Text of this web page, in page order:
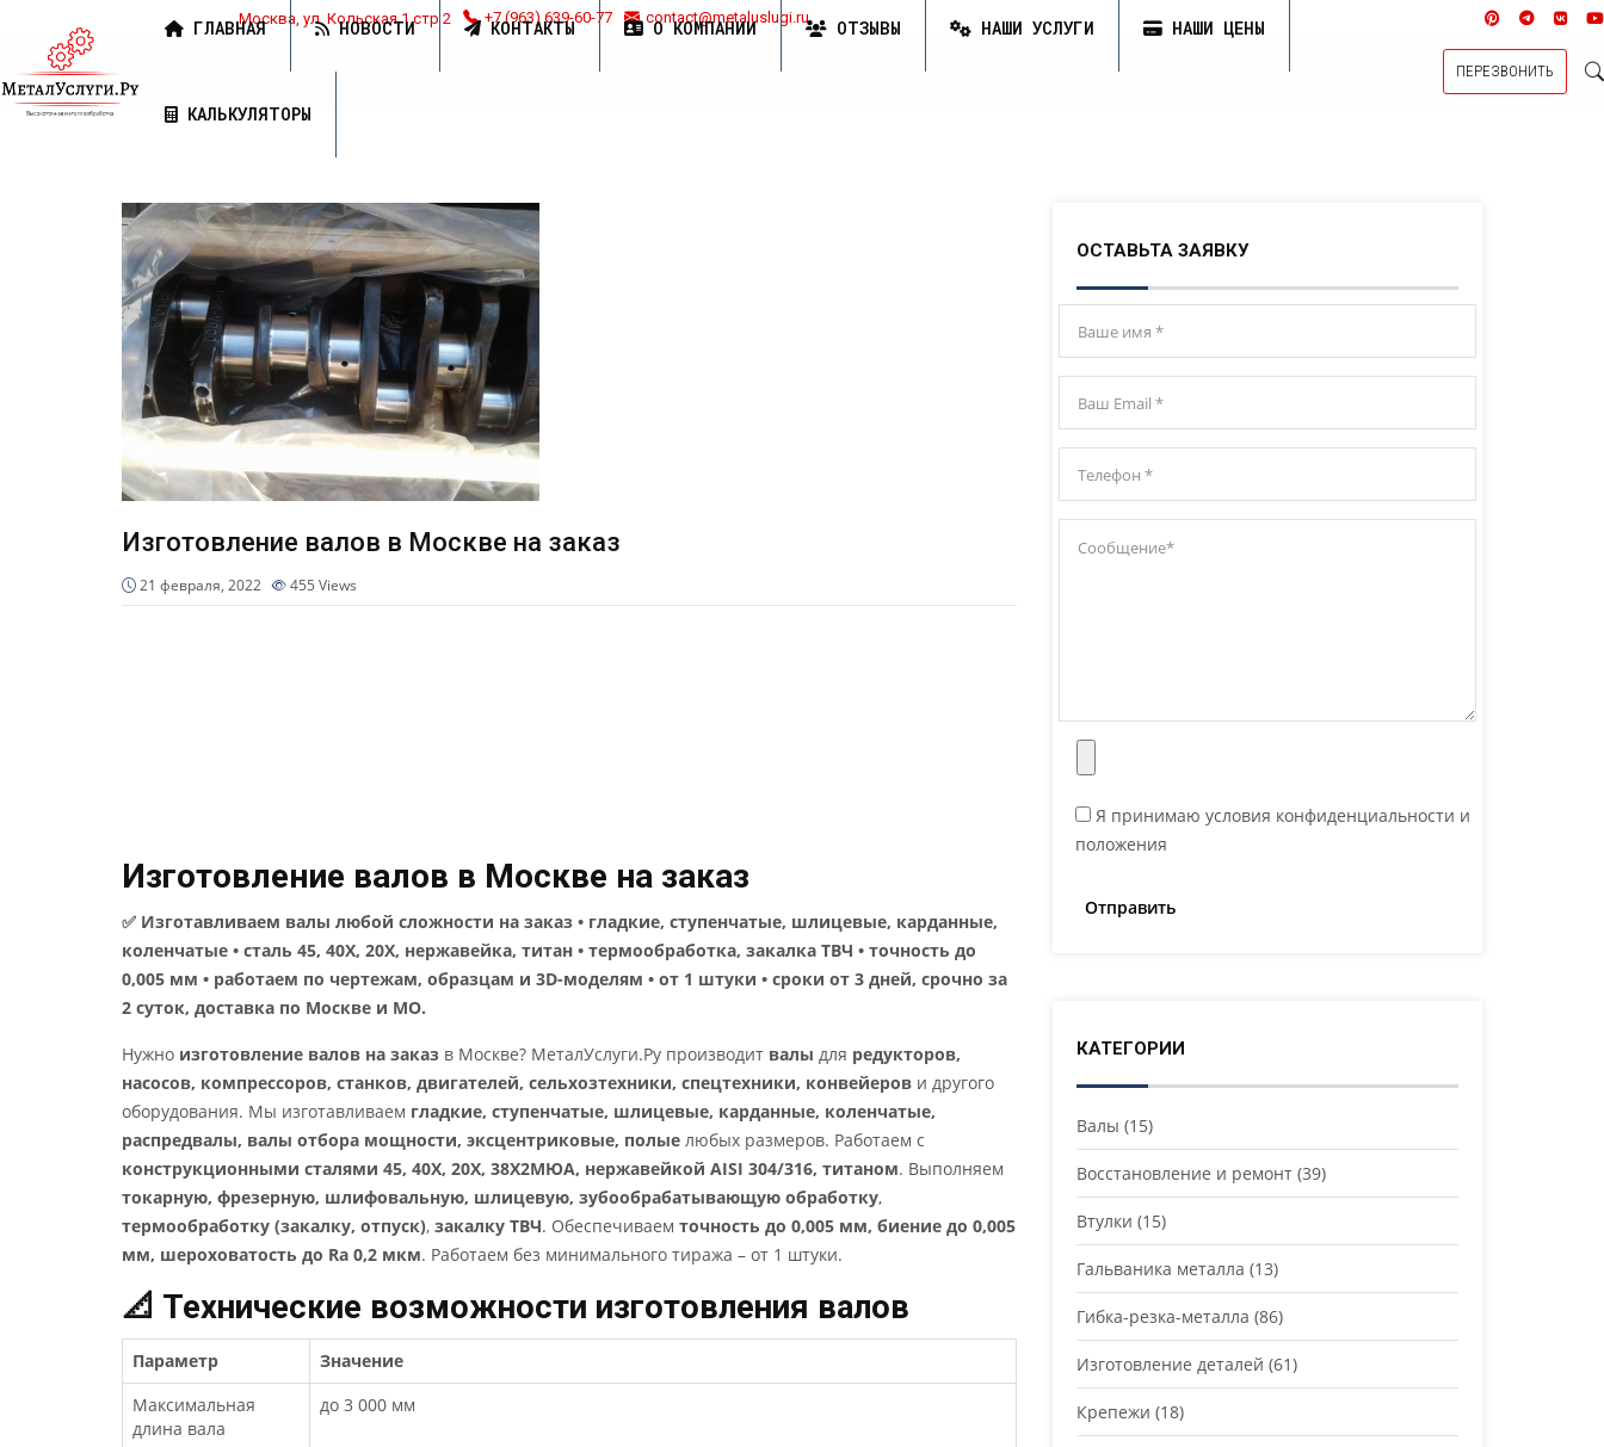
Москва, ул. Кольская 1 стр 2 +7 (963) 639-60-77 contact@metaluslugi.ru
ГЛАВНАЯ НОВОСТИ КОНТАКТЫ О КОМПАНИИ ОТЗЫВЫ НАШИ УСЛУГИ НАШИ ЦЕНЫ
КАЛЬКУЛЯТОРЫ
ПЕРЕЗВОНИТЬ
Изготовление валов в Москве на заказ
21 февраля, 2022 455 Views
Изготовление валов в Москве на заказ
✅ Изготавливаем валы любой сложности на заказ • гладкие, ступенчатые, шлицевые, карданные,
коленчатые • сталь 45, 40Х, 20Х, нержавейка, титан • термообработка, закалка ТВЧ • точность до
0,005 мм • работаем по чертежам, образцам и 3D-моделям • от 1 штуки • сроки от 3 дней, срочно за
2 суток, доставка по Москве и МО.
Нужно изготовление валов на заказ в Москве? МеталУслуги.Ру производит валы для редукторов,
насосов, компрессоров, станков, двигателей, сельхозтехники, спецтехники, конвейеров и другого
оборудования. Мы изготавливаем гладкие, ступенчатые, шлицевые, карданные, коленчатые,
распредвалы, валы отбора мощности, эксцентриковые, полые любых размеров. Работаем с
конструкционными сталями 45, 40Х, 20Х, 38Х2МЮА, нержавейкой AISI 304/316, титаном. Выполняем
токарную, фрезерную, шлифовальную, шлицевую, зубообрабатывающую обработку,
термообработку (закалку, отпуск), закалку ТВЧ. Обеспечиваем точность до 0,005 мм, биение до 0,005
мм, шероховатость до Ra 0,2 мкм. Работаем без минимального тиража – от 1 штуки.
📐 Технические возможности изготовления валов
Параметр
Значение
Максимальная
длина вала
до 3 000 мм
ОСТАВЬТА ЗАЯВКУ
Я принимаю условия конфиденциальности и
положения
КАТЕГОРИИ
Валы (15)
Восстановление и ремонт (39)
Втулки (15)
Гальваника металла (13)
Гибка-резка-металла (86)
Изготовление деталей (61)
Крепежи (18)